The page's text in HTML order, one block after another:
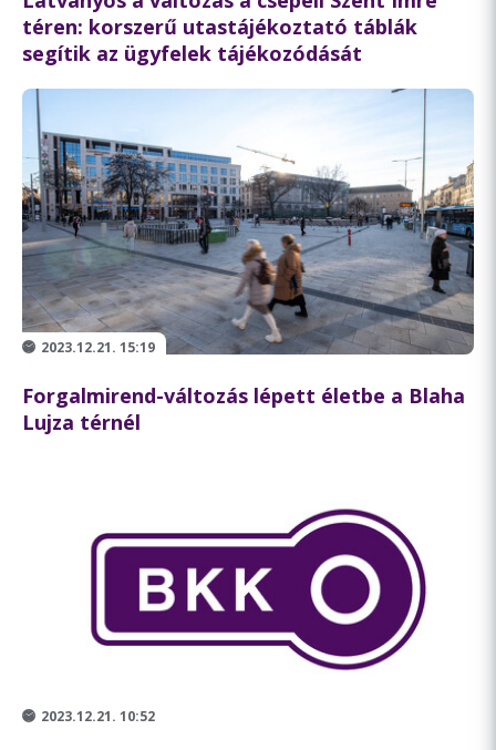
téren: korszerű utastájékoztató táblák
segítik az ügyfelek tájékozódását
2023.12.21. 15:19
Forgalmirend-változás lépett életbe a Blaha
Lujza térnél
2023.12.21. 10:52